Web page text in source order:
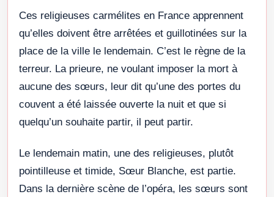
Ces religieuses carmélites en France apprennent
qu’elles doivent être arrêtées et guillotinées sur la
place de la ville le lendemain. C’est le règne de la
terreur. La prieure, ne voulant imposer la mort à
aucune des sœurs, leur dit qu’une des portes du
couvent a été laissée ouverte la nuit et que si
quelqu’un souhaite partir, il peut partir.
Le lendemain matin, une des religieuses, plutôt
pointilleuse et timide, Sœur Blanche, est partie.
Dans la dernière scène de l’opéra, les sœurs sont